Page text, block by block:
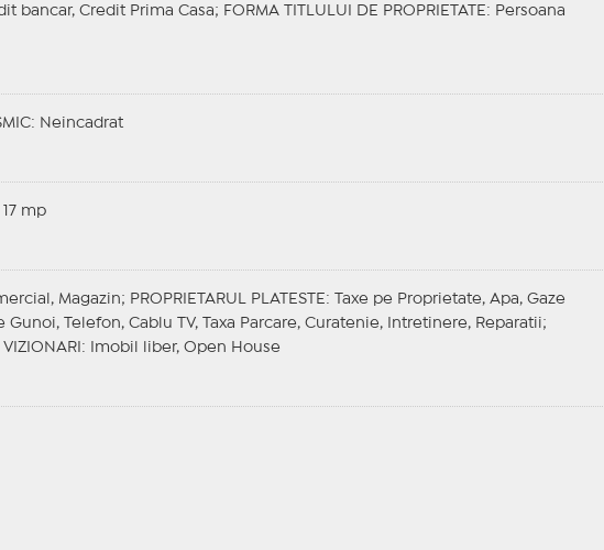
bancar, Credit Prima Casa; FORMA TITLULUI DE PROPRIETATE : Persoana
: Neincadrat
17 mp
Magazin; PROPRIETARUL PLATESTE : Taxe pe Proprietate, Apa, Gaze
Telefon, Cablu TV, Taxa Parcare, Curatenie, Intretinere, Reparatii;
VIZIONARI : Imobil liber, Open House